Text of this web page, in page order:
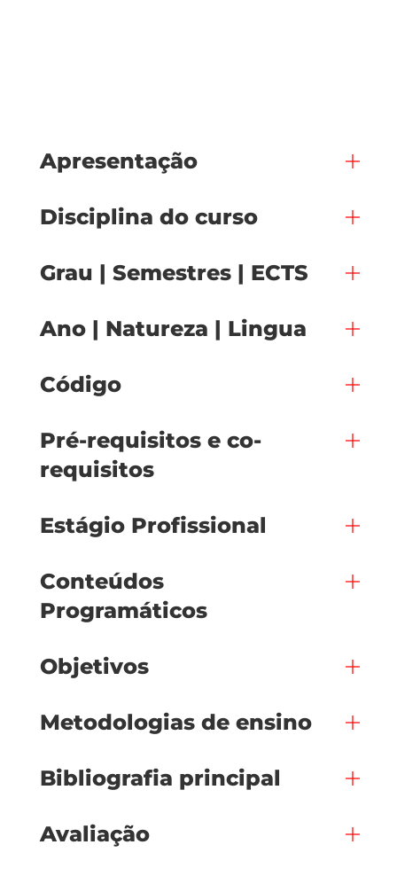
Apresentação
Disciplina do curso
Grau | Semestres | ECTS
Ano | Natureza | Lingua
Código
Pré-requisitos e co-
requisitos
Estágio Profissional
Conteúdos
Programáticos
Objetivos
Metodologias de ensino
Bibliografia principal
Avaliação